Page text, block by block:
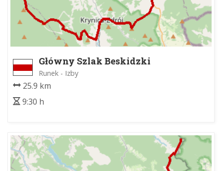
Główny Szlak Beskidzki
Runek - Izby
25.9 km
9:30 h